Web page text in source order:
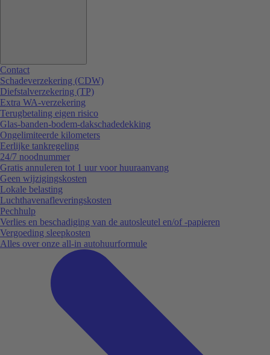
Contact
Schadeverzekering (CDW)
Diefstalverzekering (TP)
Extra WA-verzekering
Terugbetaling eigen risico
Glas-banden-bodem-dakschadedekking
Ongelimiteerde kilometers
Eerlijke tankregeling
24/7 noodnummer
Gratis annuleren tot 1 uur voor huuraanvang
Geen wijzigingskosten
Lokale belasting
Luchthavenafleveringskosten
Pechhulp
Verlies en beschadiging van de autosleutel en/of -papieren
Vergoeding sleepkosten
Alles over onze all-in autohuurformule